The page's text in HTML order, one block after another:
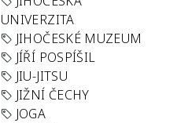
UNIVERZITA
JIHOČESKÉ MUZEUM
JÍŘÍ POSPÍŠIL
JIU-JITSU
JIŽNÍ ČECHY
JOGA